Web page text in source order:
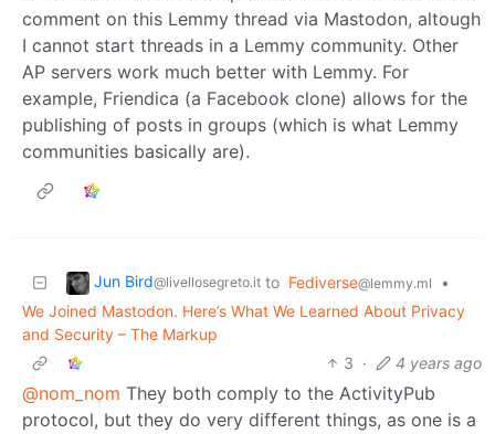
comment on this Lemmy thread via Mastodon, altough
I cannot start threads in a Lemmy community. Other
AP servers work much better with Lemmy. For
example, Friendica (a Facebook clone) allows for the
publishing of posts in groups (which is what Lemmy
communities basically are).
Jun Bird@livellosegreto.it to Fediverse@lemmy.ml
•
We Joined Mastodon. Here’s What We Learned About Privacy
and Security – The Markup
3 · 4 years ago
@nom_nom They both comply to the ActivityPub
protocol, but they do very different things, as one is a